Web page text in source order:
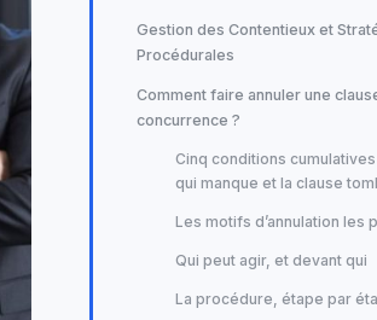
Gestion des Contentieux et
Procédurales
Comment faire annuler une
concurrence ?
Cinq conditions
qui manque et la clause
Les motifs d’annulation les
Qui peut agir, et devant qui
La procédure, étape par